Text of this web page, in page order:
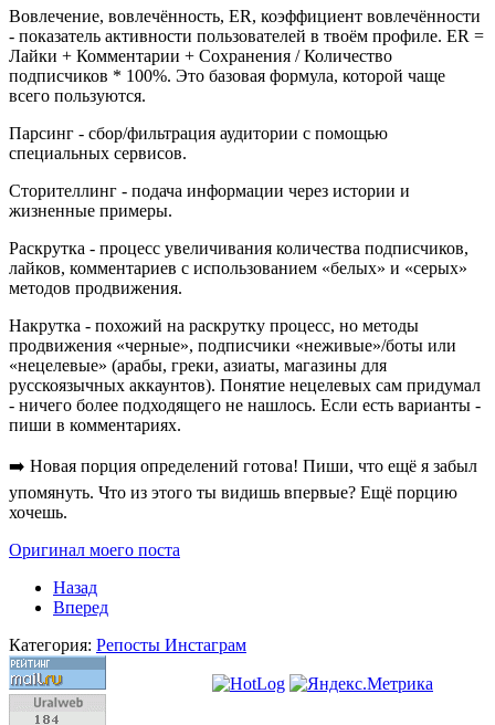
Вовлечение, вовлечённость, ER, коэффициент вовлечённости
- показатель активности пользователей в твоём профиле. ER =
Лайки + Комментарии + Сохранения / Количество
подписчиков * 100%. Это базовая формула, которой чаще
всего пользуются.
Парсинг - сбор/фильтрация аудитории с помощью
специальных сервисов.
Сторителлинг - подача информации через истории и
жизненные примеры.
Раскрутка - процесс увеличивания количества подписчиков,
лайков, комментариев с использованием «белых» и «серых»
методов продвижения.
Накрутка - похожий на раскрутку процесс, но методы
продвижения «черные», подписчики «неживые»/боты или
«нецелевые» (арабы, греки, азиаты, магазины для
русскоязычных аккаунтов). Понятие нецелевых сам придумал
- ничего более подходящего не нашлось. Если есть варианты -
пиши в комментариях.
➡️ Новая порция определений готова! Пиши, что ещё я забыл
упомянуть. Что из этого ты видишь впервые? Ещё порцию
хочешь.
Оригинал моего поста
Назад
Вперед
Категория: Репосты Инстаграм